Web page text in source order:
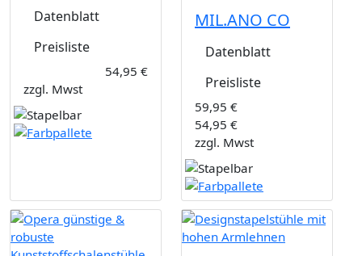
Datenblatt
Preisliste
54,95 €
zzgl. Mwst
MIL.ANO CO
Datenblatt
Preisliste
59,95 €
54,95 €
zzgl. Mwst